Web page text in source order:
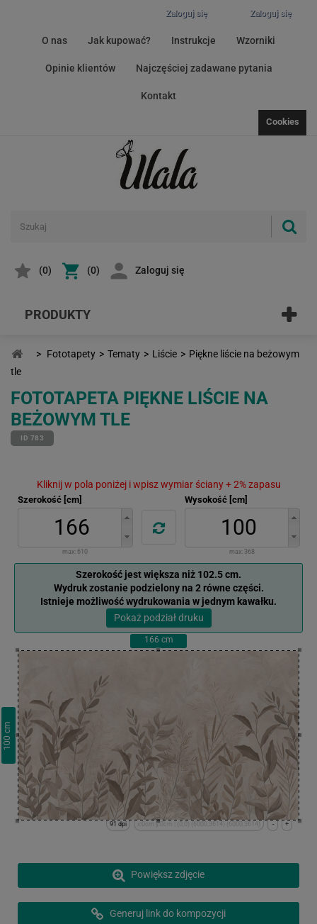
Zaloguj się
Zaloguj się
O nas Jak kupować? Instrukcje Wzorniki
Opinie klientów Najczęściej zadawane pytania
Kontakt
Cookies
(0) (0) Zaloguj się
PRODUKTY
> Fototapety > Tematy > Liście > Piękne liście na beżowym
tle
FOTOTAPETA PIĘKNE LIŚCIE NA
BEŻOWYM TLE
ID 783
Kliknij w pola poniżej i wpisz wymiar ściany + 2% zapasu
Szerokość [cm]
max: 610
Wysokość [cm]
max: 368
Szerokość jest większa niż 102.5 cm.
Wydruk zostanie podzielony na 2 równe części.
Istnieje możliwość wydrukowania w jednym kawałku.
Pokaż podział druku
166 cm
100
cm
+
-
x:0cm y:0cm | (0,0) (6000,3614) (6000,3614)
91 dpi
Powiększ zdjęcie
Generuj link do kompozycji